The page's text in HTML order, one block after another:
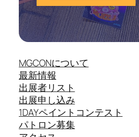
MGCONについて
最新情報
出展者リスト
出展申し込み
1DAYペイントコンテスト
パトロン募集